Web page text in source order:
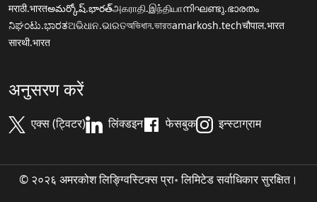
मराठी.भारतఅమర్కోష్.భారత్அகராதி.இந்தியாനിഘണ്ടു.ഭാരതം
ನಿಘಂಟು.ಭಾರತଅଭିଧାନ.ଭାରତঅভিধান.ভারতamarkosh.techचौपाल.भारत
सारथी.भारत
अनुसरण करें
एक्स (ट्विटर) लिंक्डइन फेसबुक इन्स्टाग्राम
© २०२६ अमरकोश लिङ्ग्विस्टिक्स प्रा॰ लिमिटेड सर्वाधिकार सुरक्षित।